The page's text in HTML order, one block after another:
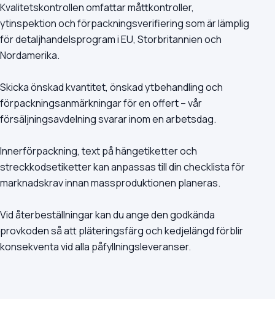
Kvalitetskontrollen omfattar måttkontroller,
ytinspektion och förpackningsverifiering som är lämplig
för detaljhandelsprogram i EU, Storbritannien och
Nordamerika.
Skicka önskad kvantitet, önskad ytbehandling och
förpackningsanmärkningar för en offert – vår
försäljningsavdelning svarar inom en arbetsdag.
Innerförpackning, text på hängetiketter och
streckkodsetiketter kan anpassas till din checklista för
marknadskrav innan massproduktionen planeras.
Vid återbeställningar kan du ange den godkända
provkoden så att pläteringsfärg och kedjelängd förblir
konsekventa vid alla påfyllningsleveranser.